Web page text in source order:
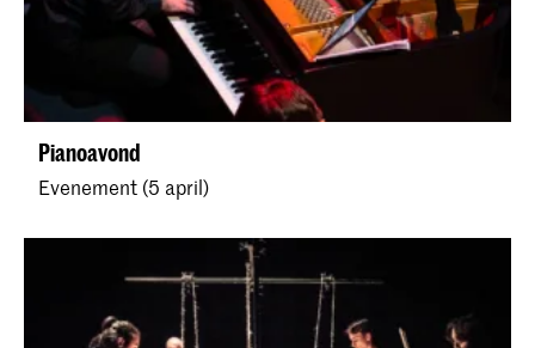
Pianoavond
Evenement (5 april)